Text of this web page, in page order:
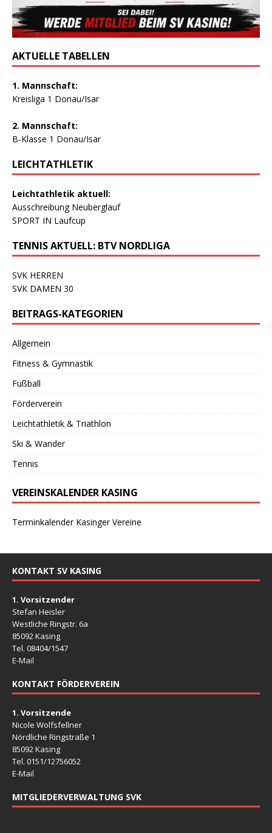
AKTUELLE TABELLEN
1. Mannschaft:
Kreisliga 1 Donau/Isar
2. Mannschaft:
B-Klasse 1 Donau/Isar
LEICHTATHLETIK
Leichtathletik aktuell:
Ausschreibung Neuberglauf
SPORT IN Laufcup
TENNIS AKTUELL: BTV NORDLIGA
SVK HERREN
SVK DAMEN 30
BEITRAGS-KATEGORIEN
Allgemein
Fitness & Gymnastik
Fußball
Förderverein
Leichtathletik & Triathlon
Ski & Wander
Tennis
VEREINSKALENDER KASING
Terminkalender Kasinger Vereine
KONTAKT SV KASING
1. Vorsitzender
Stefan Heisler
Westliche Ringstr. 6a
85092 Kasing
Tel. 08404/1547
E-Mail
KONTAKT FÖRDERVEREIN
1. Vorsitzende
Nicole Wolfsfellner
Nördliche Ringstraße 1
85092 Kasing
Tel. 0151/12756052
E-Mail
MITGLIEDERVERWALTUNG SVK